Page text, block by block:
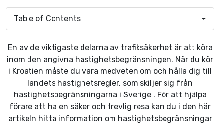
Table of Contents
En av de viktigaste delarna av trafiksäkerhet är att köra
inom den angivna hastighetsbegränsningen. När du kör
i Kroatien måste du vara medveten om och hålla dig till
landets hastighetsregler, som skiljer sig från
hastighetsbegränsningarna i Sverige . För att hjälpa
förare att ha en säker och trevlig resa kan du i den här
artikeln hitta information om hastighetsbegränsningar